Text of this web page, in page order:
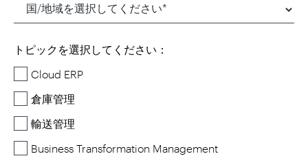
トピックを選択してください：
Cloud ERP
倉庫管理
輸送管理
Business Transformation Management